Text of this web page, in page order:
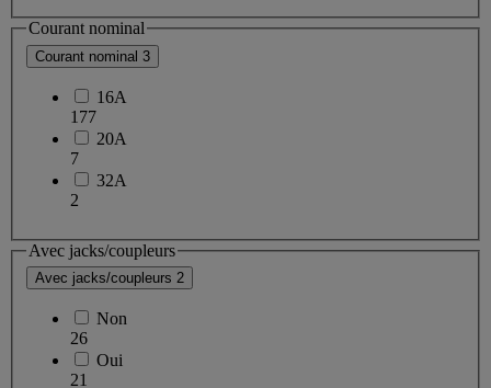
Courant nominal
Courant nominal 3
16A
177
20A
7
32A
2
Avec jacks/coupleurs
Avec jacks/coupleurs 2
Non
26
Oui
21